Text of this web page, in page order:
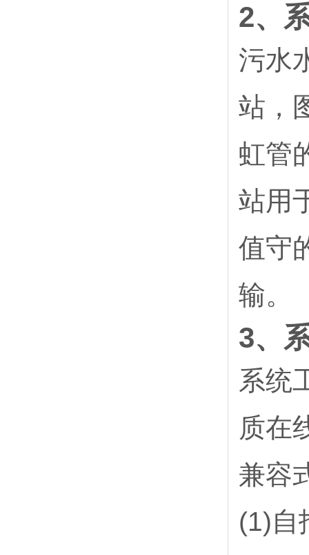
2、
污水
站，
虹管
站用
值守
输。
3、
系统
质在
兼容
(1)自